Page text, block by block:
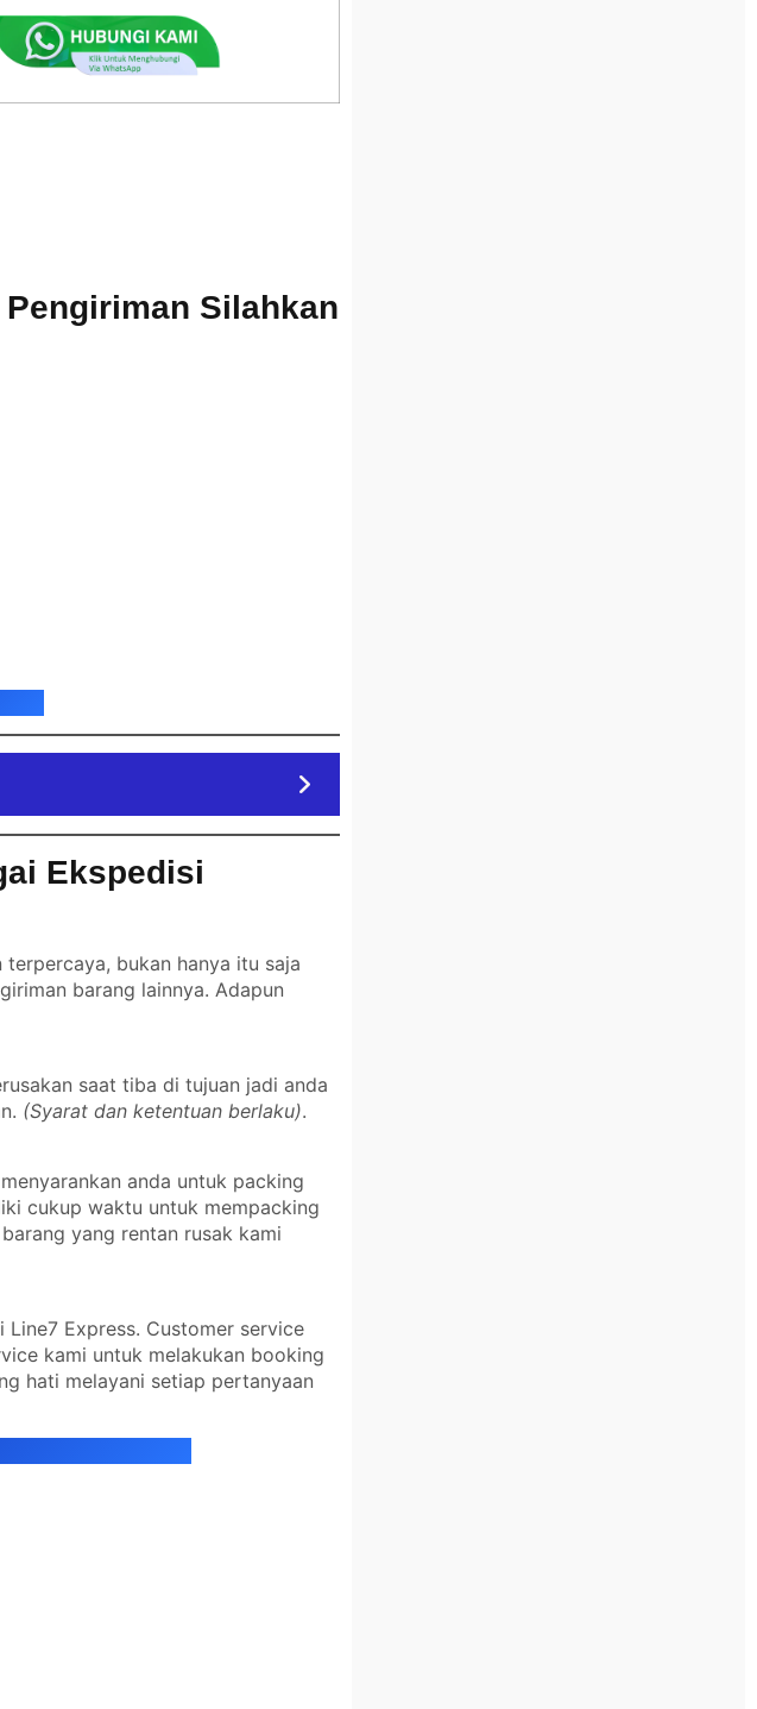
Silahkan
Ekspedisi
bukan hanya itu saja
barang lainnya. Adapun
saat tiba di tujuan jadi anda
(Syarat dan ketentuan berlaku).
anda untuk packing
cukup waktu untuk mempacking
yang rentan rusak kami
Express. Customer service
kami untuk melakukan booking
hati melayani setiap pertanyaan